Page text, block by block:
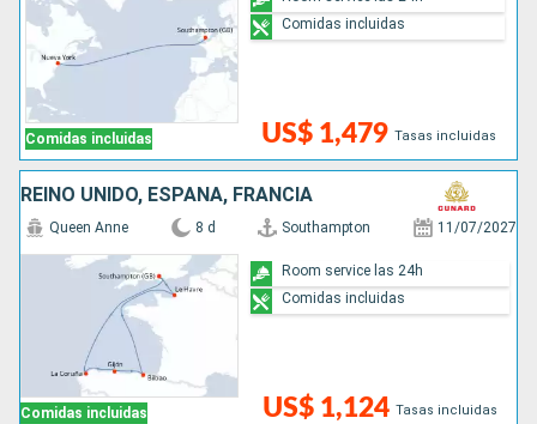
Comidas incluidas US$ 1,479 Tasas incluidas
Comidas incluidas
REINO UNIDO, ESPAÑA, FRANCIA
Comidas incluidas
Queen Anne 8 d Southampton 11/07/2027
US$ 1,124 Tasas incluidas
Room service las 24h
Comidas incluidas